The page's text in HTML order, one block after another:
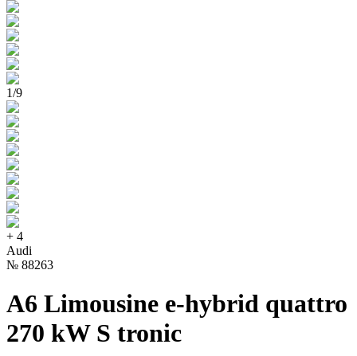
1/9
+ 4
Audi
№ 88263
A6 Limousine e-hybrid quattro
270 kW S tronic